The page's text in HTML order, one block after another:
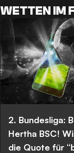
WETTEN IM
2. Bundesliga:
Hertha BSC!
die Quote für